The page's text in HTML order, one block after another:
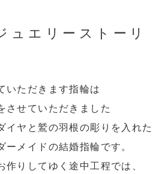
ュエリーストーリ
いただきます指輪は
させていただきました
イヤと鷲の羽根の彫りを入れた
ーメイドの結婚指輪です。
作りしてゆく途中工程では、